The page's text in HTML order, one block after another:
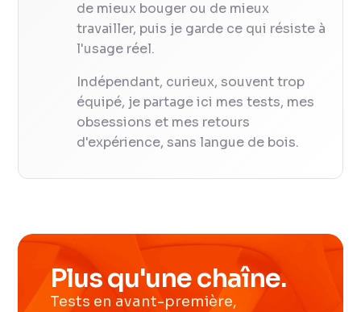
de mieux bouger ou de mieux
travailler, puis je garde ce qui résiste à
l'usage réel.
Indépendant, curieux, souvent trop
équipé, je partage ici mes tests, mes
obsessions et mes retours
d'expérience, sans langue de bois.
Plus qu'une chaîne.
Tests en avant-première,